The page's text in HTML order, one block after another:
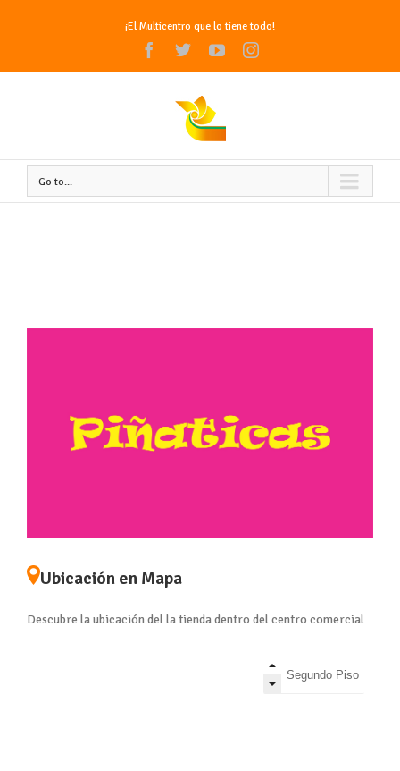
¡El Multicentro que lo tiene todo!
Facebook
TwitterYoutubeInstagram
Go to...
Ubicación en Mapa
Descubre la ubicación del la tienda dentro del centro comercial